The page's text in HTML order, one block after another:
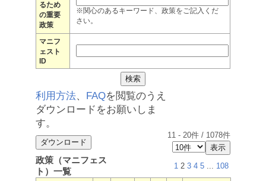
るため
の重要
政策
※関心のあるキーワード、政策をご記入くだ
さい。
マニフ
ェスト
ID
利用方法、 FAQを閲覧のうえ
ダウンロードをお願いしま
す。
11 - 20件 / 1078件
政策（マニフェス
ト）一覧
1 2 3 4 5 ... 108